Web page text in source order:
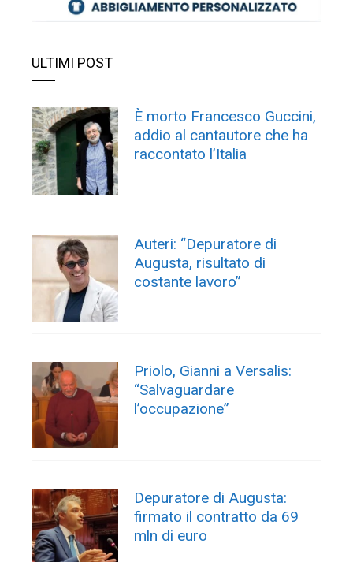
ULTIMI POST
È morto Francesco Guccini,
addio al cantautore che ha
raccontato l’Italia
Auteri: “Depuratore di
Augusta, risultato di
costante lavoro”
Priolo, Gianni a Versalis:
“Salvaguardare
l’occupazione”
Depuratore di Augusta:
firmato il contratto da 69
mln di euro